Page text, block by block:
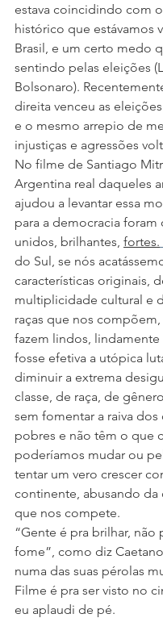
estava coincidindo com
histórico que estávamos
Brasil, e um certo medo
sentindo pelas eleições
Bolsonaro).
direita venceu as
e o mesmo arrepio de
injustiças e agressões
No filme de Santiago
Argentina real daqueles
ajudou a levantar essa
para a democracia foram
unidos, brilhantes, fortes.
do Sul, se nós
características originais,
multiplicidade cultural e
raças que nos
fazem lindos, lindamente
fosse efetiva a utópica
diminuir a extrema
classe, de raça, de
sem fomentar a raiva dos
pobres e não têm o que
poderíamos mudar ou
tentar um vero crescer
continente, abusando da
que nos compete.
“Gente é pra brilhar, não
fome”, como diz
numa das suas pérolas
Filme é pra ser visto no
eu aplaudi de pé.